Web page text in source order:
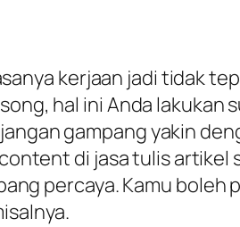
kerjaan jadi tidak
hal ini Anda lakukan
gampang yakin
di jasa tulis artikel
percaya. Kamu